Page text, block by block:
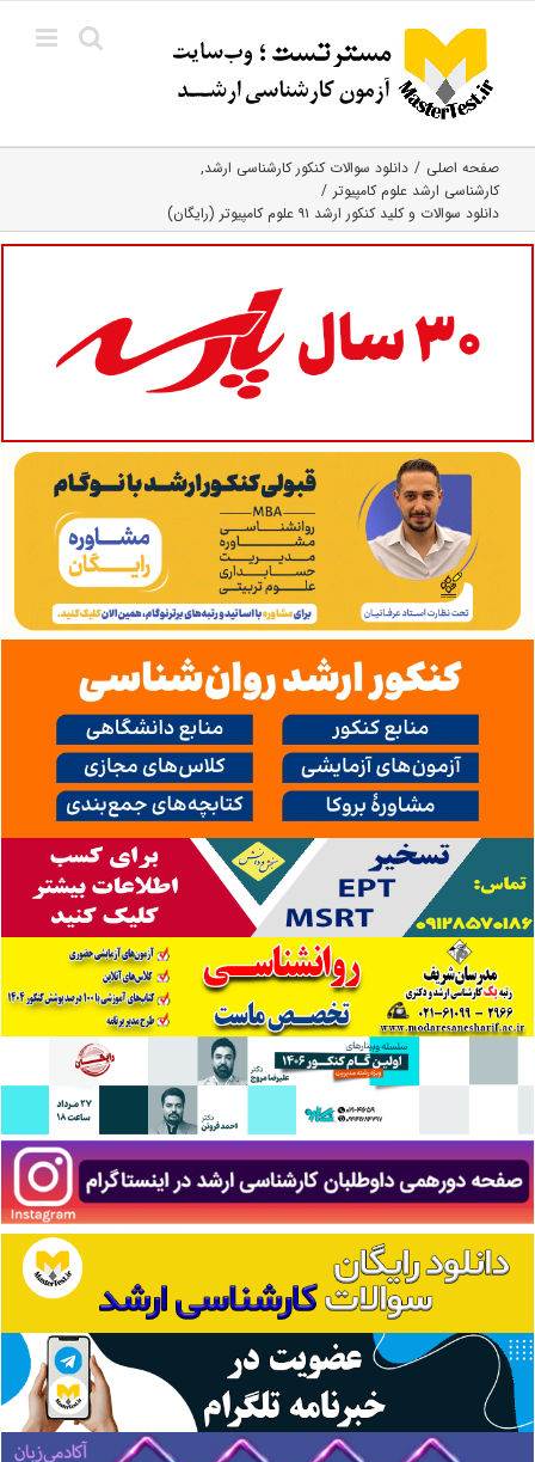
content
صفحه اصلی
دانلود سوالات کنکور کارشناسی ارشد
کارشناسی ارشد علوم کامپیوتر
دانلود سوالات و کلید کنکور ارشد ۹۱ علوم کامپیوتر (رایگان)